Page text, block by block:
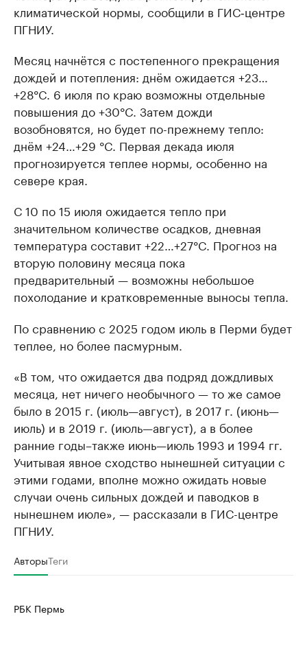
климатической нормы, сообщили в ГИС‑центре
ПГНИУ.
Месяц начнётся с постепенного прекращения
дождей и потепления: днём ожидается +23…
+28°C. 6 июля по краю возможны отдельные
повышения до +30°C. Затем дожди
возобновятся, но будет по-прежнему тепло:
днём +24…+29 °C. Первая декада июля
прогнозируется теплее нормы, особенно на
севере края.
С 10 по 15 июля ожидается тепло при
значительном количестве осадков, дневная
температура составит +22…+27°C. Прогноз на
вторую половину месяца пока
предварительный — возможны небольшое
похолодание и кратковременные выносы тепла.
По сравнению с 2025 годом июль в Перми будет
теплее, но более пасмурным.
«В том, что ожидается два подряд дождливых
месяца, нет ничего необычного — то же самое
было в 2015 г. (июль—август), в 2017 г. (июнь—
июль) и в 2019 г. (июль—август), а в более
ранние годы–также июнь—июль 1993 и 1994 гг.
Учитывая явное сходство нынешней ситуации с
этими годами, вполне можно ожидать новые
случаи очень сильных дождей и паводков в
нынешнем июле», — рассказали в ГИС-центре
ПГНИУ.
АвторыТеги
РБК Пермь